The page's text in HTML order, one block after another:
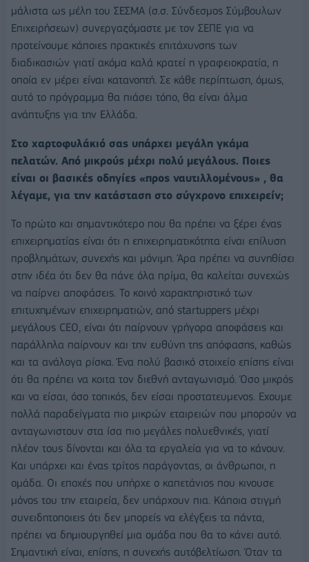
μάλιστα ως μέλη του ΣΕΣΜΑ (σ.σ. Σύνδεσμος Σύμβουλων
Επιχειρήσεων) συνεργαζόμαστε με τον ΣΕΠΕ για να
προτείνουμε κάποιες πρακτικές επιτάχυνσης των
διαδικασιών γιατί ακόμα καλά κρατεί η γραφειοκρατία, η
οποία εν μέρει είναι κατανοητή. Σε κάθε περίπτωση, όμως,
αυτό το πρόγραμμα θα πιάσει τόπο, θα είναι άλμα
ανάπτυξης για την Ελλάδα.
Στο χαρτοφυλάκιό σας υπάρχει μεγάλη γκάμα
πελατών. Από μικρούς μέχρι πολύ μεγάλους. Ποιες
είναι οι βασικές οδηγίες «προς ναυτιλλομένους» , θα
λέγαμε, για την κατάσταση στο σύγχρονο επιχειρείν;
Το πρώτο και σημαντικότερο που θα πρέπει να ξέρει ένας
επιχειρηματίας είναι ότι η επιχειρηματικότητα είναι επίλυση
προβλημάτων, συνεχής και μόνιμη. Άρα πρέπει να συνηθίσει
στην ιδέα ότι δεν θα πάνε όλα πρίμα, θα καλείται συνεχώς
να παίρνει αποφάσεις. Το κοινό χαρακτηριστικό των
επιτυχημένων επιχειρηματιών, από startuppers μέχρι
μεγάλους CEO, είναι ότι παίρνουν γρήγορα αποφάσεις και
παράλληλα παίρνουν και την ευθύνη της απόφασης, καθώς
και τα ανάλογα ρίσκα. Ένα πολύ βασικό στοιχείο επίσης είναι
ότι θα πρέπει να κοιτα τον διεθνή ανταγωνισμό. Όσο μικρός
και να είσαι, όσο τοπικός, δεν είσαι προστατευμενος. Εχουμε
πολλά παραδείγματα πιο μικρών εταιρειών που μπορούν να
ανταγωνιστουν στα ίσα πιο μεγάλες πολυεθνικές, γιατί
πλέον τους δίνονται και όλα τα εργαλεία για να το κάνουν.
Και υπάρχει και ένας τρίτος παράγοντας, οι άνθρωποι, η
ομάδα. Οι εποχές που υπήρχε ο καπετάνιος που κινουσε
μόνος του την εταιρεία, δεν υπάρχουν πια. Κάποια στιγμή
συνειδητοποιεις ότι δεν μπορείς να ελέγξεις τα πάντα,
πρέπει να δημιουργηθεί μια ομάδα που θα το κάνει αυτό.
Σημαντική είναι, επίσης, η συνεχής αυτόβελτίωση. Όταν τα